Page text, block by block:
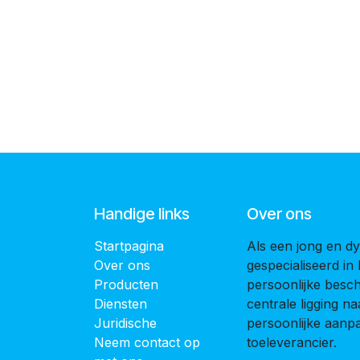
Handige links
Startpagina
Over ons
Producten
Diensten
Juridische
Neem contact op
Over ons
Als een jong en
gespecialiseerd
persoonlijke
centrale ligging
persoonlijke
toeleverancier.